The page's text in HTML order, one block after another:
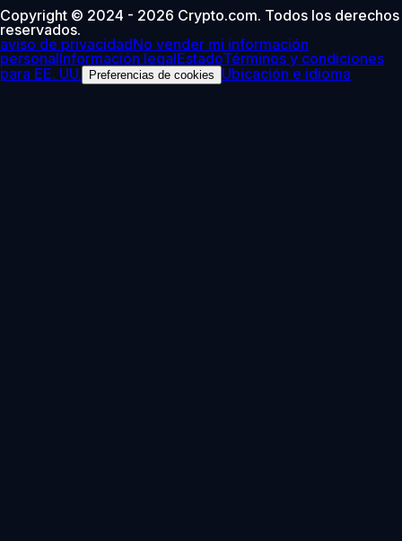
Copyright © 2024 - 2026 Crypto.com. Todos los derechos
reservados.
aviso de privacidadNo vender mi información
personalInformación legalEstadoTérminos y condiciones
para EE. UU.
Preferencias de cookies Ubicación e idioma